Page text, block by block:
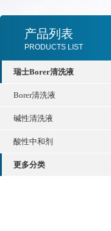
产品列表
PRODUCTS LIST
瑞士Borer清洗液
Borer清洗液
碱性清洗液
酸性中和剂
更多分类